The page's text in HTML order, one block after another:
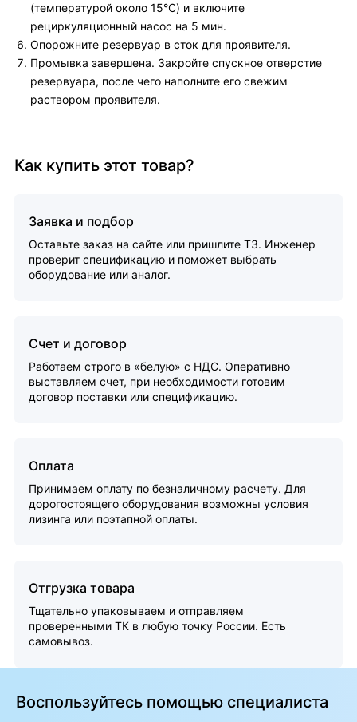
(температурой около 15°C) и включите
рециркуляционный насос на 5 мин.
Опорожните резервуар в сток для проявителя.
Промывка завершена. Закройте спускное отверстие
резервуара, после чего наполните его свежим
раствором проявителя.
Как купить этот товар?
Заявка и подбор
Оставьте заказ на сайте или пришлите ТЗ. Инженер
проверит спецификацию и поможет выбрать
оборудование или аналог.
Счет и договор
Работаем строго в «белую» с НДС. Оперативно
выставляем счет, при необходимости готовим
договор поставки или спецификацию.
Оплата
Принимаем оплату по безналичному расчету. Для
дорогостоящего оборудования возможны условия
лизинга или поэтапной оплаты.
Отгрузка товара
Тщательно упаковываем и отправляем
проверенными ТК в любую точку России. Есть
самовывоз.
Воспользуйтесь помощью специалиста